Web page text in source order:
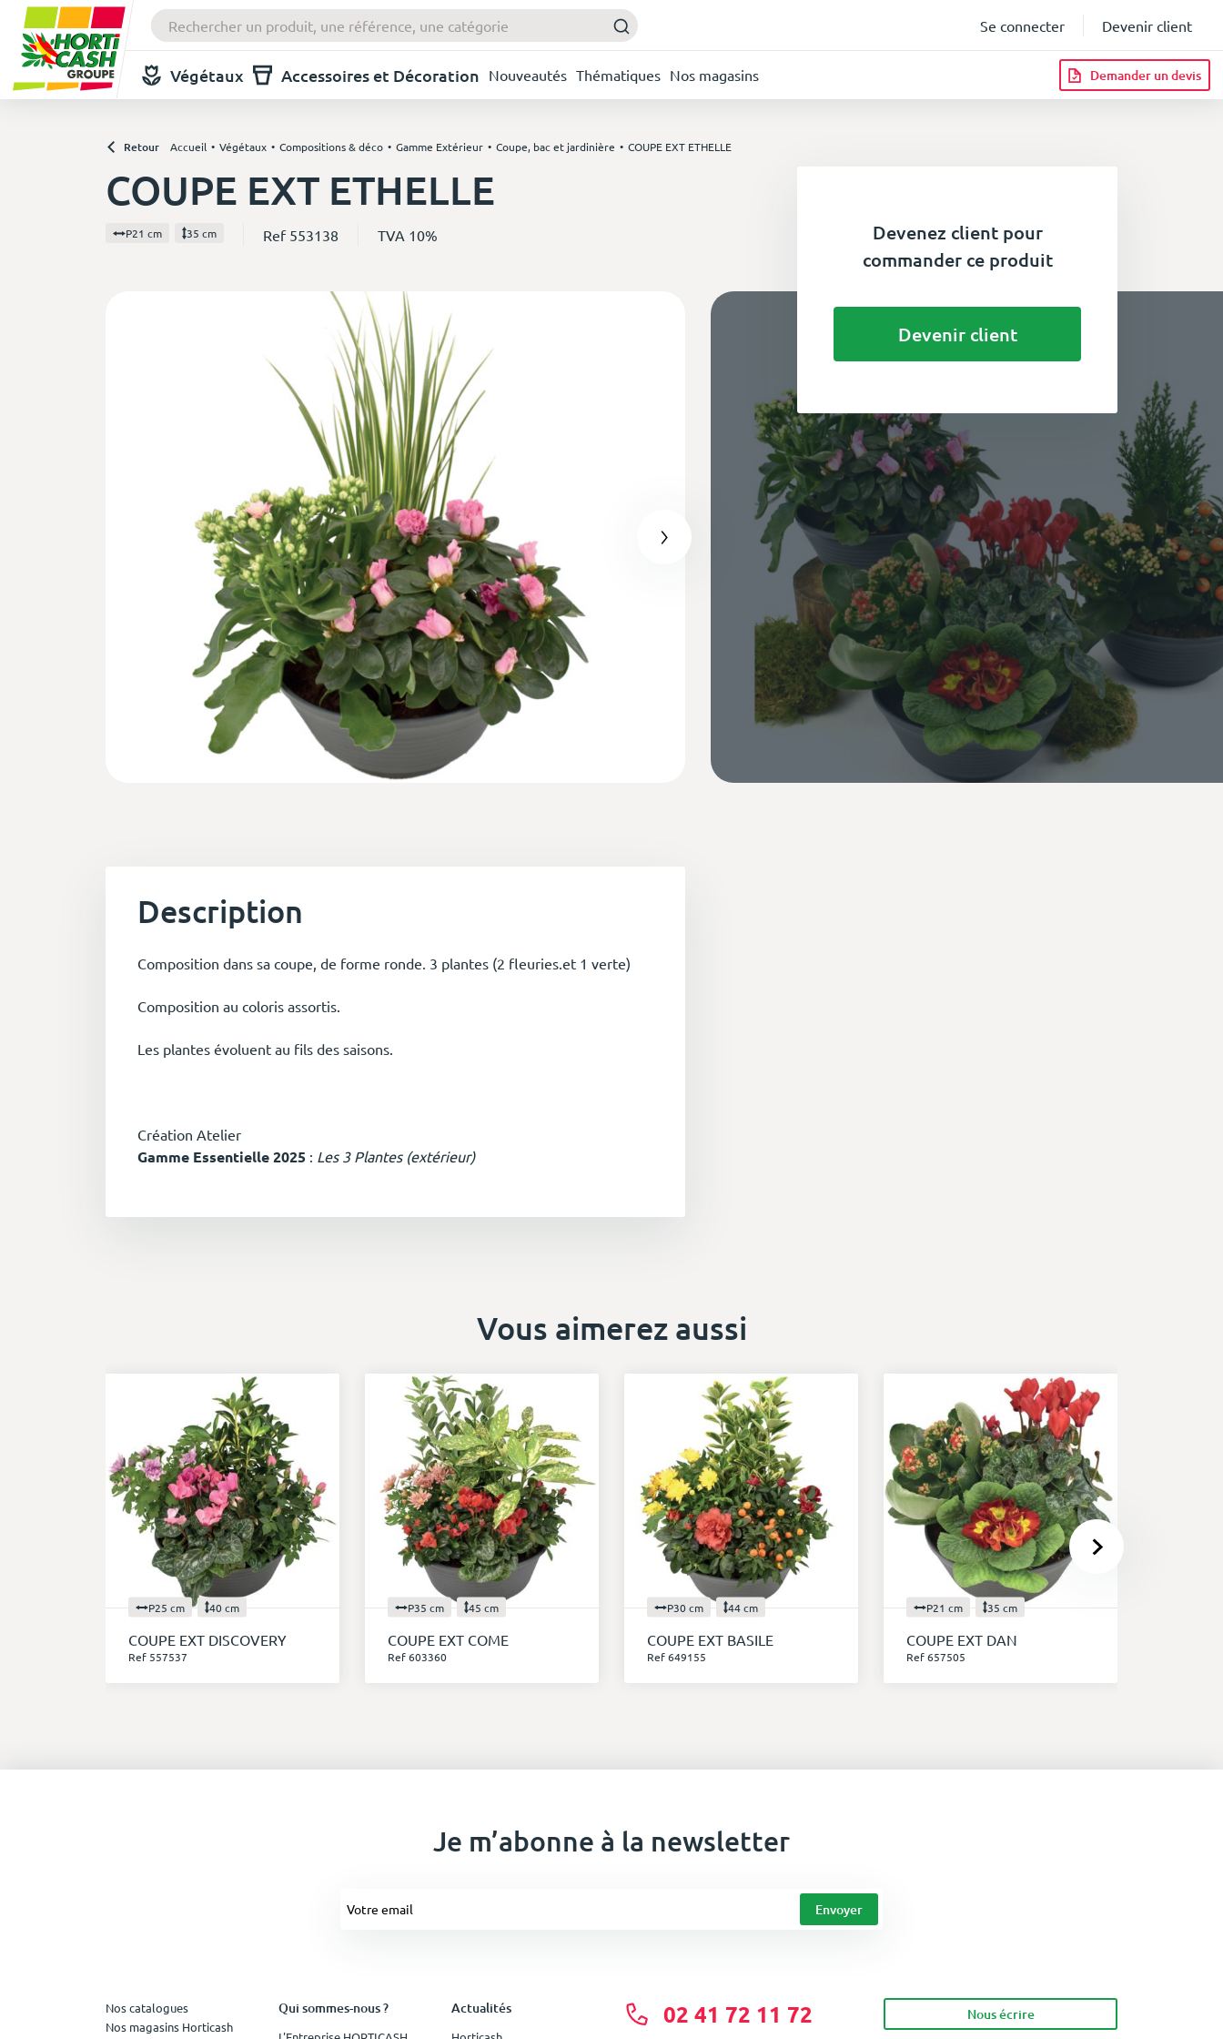
Se connecter Devenir client
Végétaux Accessoires et Décoration Nouveautés Thématiques Nos magasins Demander un devis
Retour Accueil Végétaux Compositions & déco Gamme Extérieur Coupe, bac et jardinière COUPE EXT ETHELLE
COUPE EXT ETHELLE
P21 cm 35 cm Ref 553138 TVA 10%
Description
Composition dans sa coupe, de forme ronde. 3 plantes (2 fleuries.et 1 verte)
Composition au coloris assortis.
Les plantes évoluent au fils des saisons.
Création Atelier
Gamme Essentielle 2025 : Les 3 Plantes (extérieur)
Devenez client pour
commander ce produit
Devenir client
Vous aimerez aussi
P25 cm 40 cm
COUPE EXT DISCOVERY
Ref 557537
P35 cm 45 cm
COUPE EXT COME
Ref 603360
P30 cm 44 cm
COUPE EXT BASILE
Ref 649155
P21 cm 35 cm
COUPE EXT DAN
Ref 657505
Je m’abonne à la newsletter
02 41 72 11 72 Nous écrire
Nos catalogues
Nos magasins Horticash
Qui sommes-nous ? Actualités